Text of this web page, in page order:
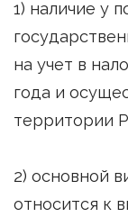
1) наличие у
на учет в
года и
территории
2) основной
относится к